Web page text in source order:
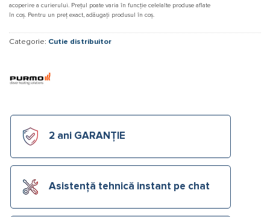
acoperire a curierului. Prețul poate varia în funcție celelalte produse aflate
în coș. Pentru un preț exact, adăugați produsul în coș.
Categorie: Cutie distribuitor
2 ani GARANȚIE
Asistență tehnică instant pe chat